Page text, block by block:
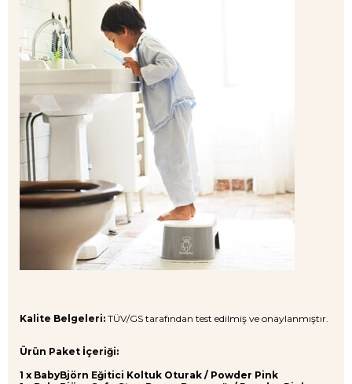
Kalite Belgeleri: TÜV/GS tarafından test edilmiş ve onaylanmıştır.
Ürün Paket İçeriği:
1 x BabyBjörn Eğitici Koltuk Oturak / Powder Pink